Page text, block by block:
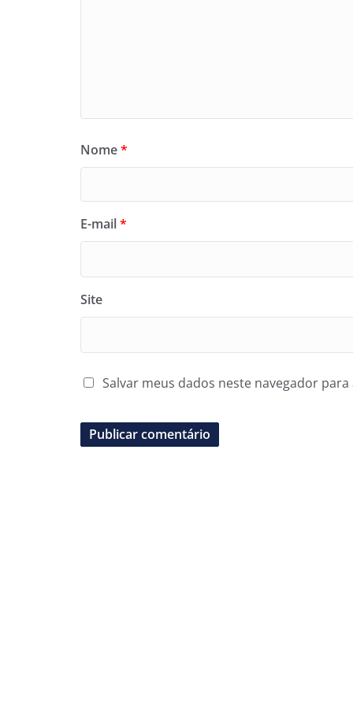
Nome*
E-mail*
Site
Salvar meus dados neste navegador